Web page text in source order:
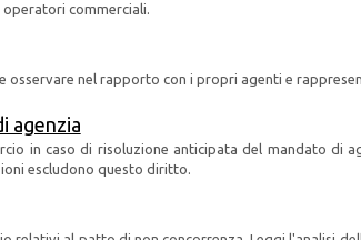
commerciali.
osservare nel rapporto con i propri agenti e
agenzia
in caso di risoluzione anticipata del mandato di
escludono questo diritto.